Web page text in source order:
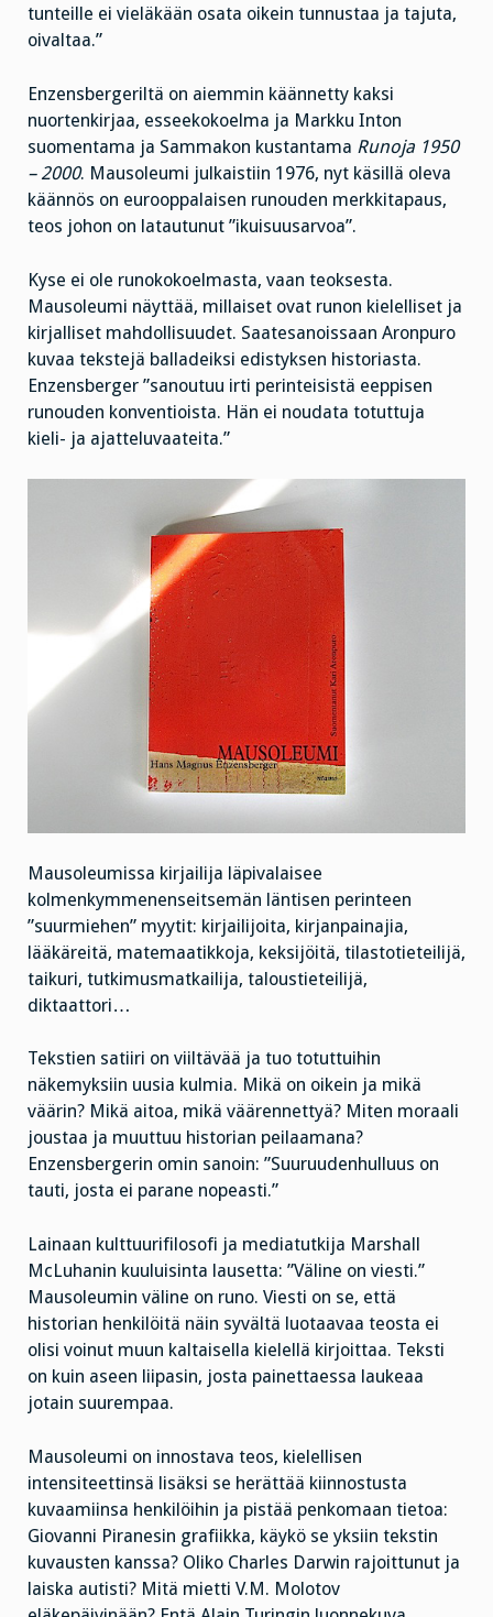
tunteille ei vieläkään osata oikein tunnustaa ja tajuta,
oivaltaa.”
Enzensbergeriltä on aiemmin käännetty kaksi
nuortenkirjaa, esseekokoelma ja Markku Inton
suomentama ja Sammakon kustantama Runoja 1950
– 2000. Mausoleumi julkaistiin 1976, nyt käsillä oleva
käännös on eurooppalaisen runouden merkkitapaus,
teos johon on latautunut ”ikuisuusarvoa”.
Kyse ei ole runokokoelmasta, vaan teoksesta.
Mausoleumi näyttää, millaiset ovat runon kielelliset ja
kirjalliset mahdollisuudet. Saatesanoissaan Aronpuro
kuvaa tekstejä balladeiksi edistyksen historiasta.
Enzensberger ”sanoutuu irti perinteisistä eeppisen
runouden konventioista. Hän ei noudata totuttuja
kieli- ja ajatteluvaateita.”
Mausoleumissa kirjailija läpivalaisee
kolmenkymmenenseitsemän läntisen perinteen
”suurmiehen” myytit: kirjailijoita, kirjanpainajia,
lääkäreitä, matemaatikkoja, keksijöitä, tilastotieteilijä,
taikuri, tutkimusmatkailija, taloustieteilijä,
diktaattori…
Tekstien satiiri on viiltävää ja tuo totuttuihin
näkemyksiin uusia kulmia. Mikä on oikein ja mikä
väärin? Mikä aitoa, mikä väärennettyä? Miten moraali
joustaa ja muuttuu historian peilaamana?
Enzensbergerin omin sanoin: ”Suuruudenhulluus on
tauti, josta ei parane nopeasti.”
Lainaan kulttuurifilosofi ja mediatutkija Marshall
McLuhanin kuuluisinta lausetta: ”Väline on viesti.”
Mausoleumin väline on runo. Viesti on se, että
historian henkilöitä näin syvältä luotaavaa teosta ei
olisi voinut muun kaltaisella kielellä kirjoittaa. Teksti
on kuin aseen liipasin, josta painettaessa laukeaa
jotain suurempaa.
Mausoleumi on innostava teos, kielellisen
intensiteettinsä lisäksi se herättää kiinnostusta
kuvaamiinsa henkilöihin ja pistää penkomaan tietoa:
Giovanni Piranesin grafiikka, käykö se yksiin tekstin
kuvausten kanssa? Oliko Charles Darwin rajoittunut ja
laiska autisti? Mitä mietti V.M. Molotov